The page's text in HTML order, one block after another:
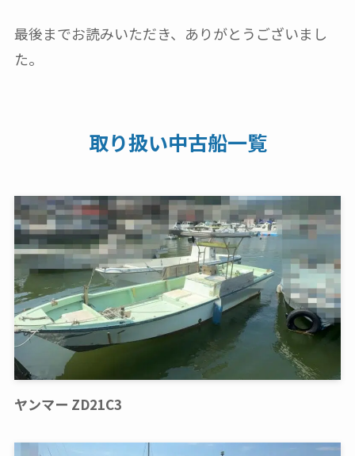
最後までお読みいただき、ありがとうございまし
た。
取り扱い中古船一覧
ヤンマー ZD21C3